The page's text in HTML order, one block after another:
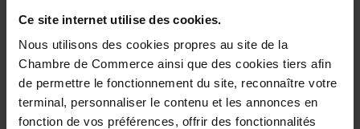
Ce site internet utilise des cookies.
Nous utilisons des cookies propres au site de la
Chambre de Commerce ainsi que des cookies tiers afin
de permettre le fonctionnement du site, reconnaître votre
terminal, personnaliser le contenu et les annonces en
fonction de vos préférences, offrir des fonctionnalités